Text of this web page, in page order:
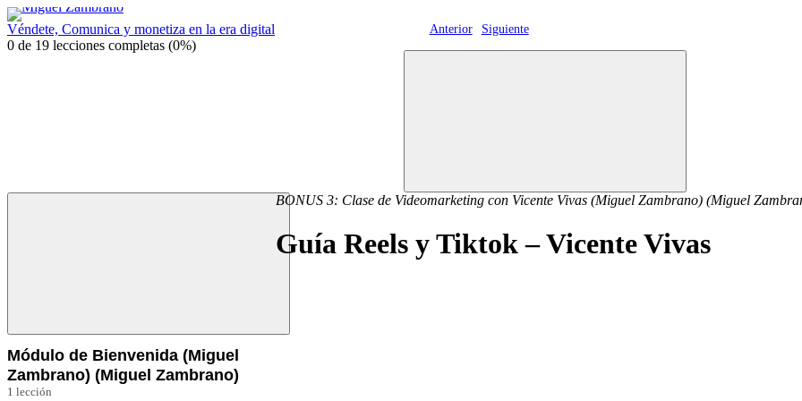
Véndete, Comunica y monetiza en la era digital
0 de 19 lecciones completas (0%)
Anterior Siguiente
Módulo de Bienvenida (Miguel
Zambrano) (Miguel Zambrano)
1 lección
BONUS 3: Clase de Videomarketing con Vicente Vivas (Miguel Zambrano) (Miguel
Guía Reels y Tiktok – Vicente Vivas